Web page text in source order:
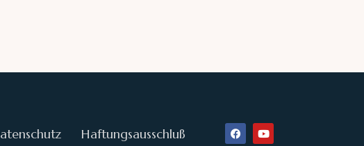
Haftungsausschluß